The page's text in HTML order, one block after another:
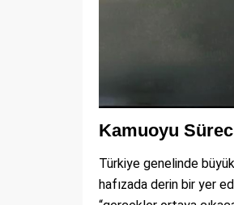
Kamuoyu
Türkiye genelinde
hafızada derin bir yer